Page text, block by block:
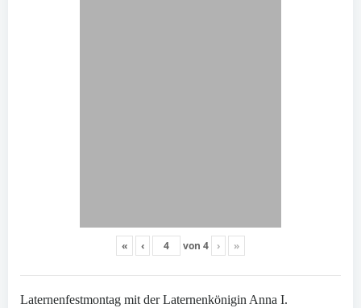
« ‹ von 4 › »
Laternenfestmontag mit der Laternenkönigin Anna I.